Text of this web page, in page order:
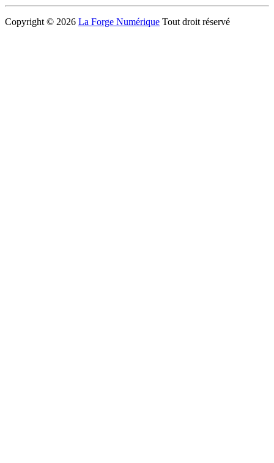
Copyright © 2026 La Forge Numérique Tout droit réservé